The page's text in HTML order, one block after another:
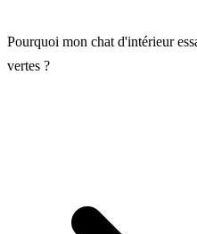
Pourquoi mon chat d'intérieur
vertes ?